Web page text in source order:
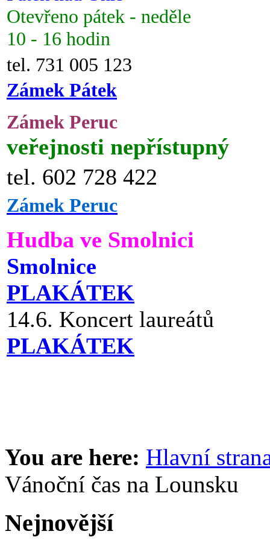
Otevřeno pátek - neděle
10 - 16 hodin
tel. 731 005 123
Zámek Pátek
Zámek Peruc
veřejnosti nepřístupný
tel. 602 728 422
Zámek Peruc
Hudba ve Smolnici
Smolnice
PLAKÁTEK
14.6. Koncert laureátů
PLAKÁTEK
You are here: Hlavní
Vánoční čas na Lounsku
Nejnovější